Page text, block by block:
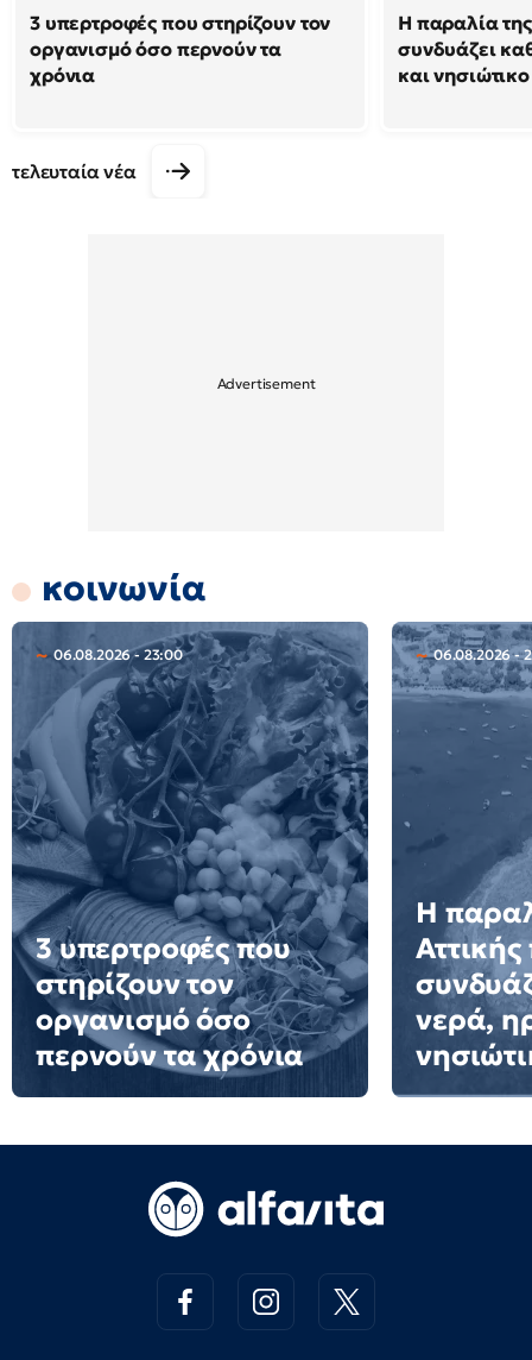
3 υπερτροφές που στηρίζουν τον
οργανισμό όσο περνούν τα
χρόνια
Η παραλία
συνδυάζει
και
τελευταία νέα
κοινωνία
06.08.2026 - 23:00
3 υπερτροφές που
στηρίζουν τον
οργανισμό όσο
περνούν τα χρόνια
06.08.2026 -
Η
νερά,